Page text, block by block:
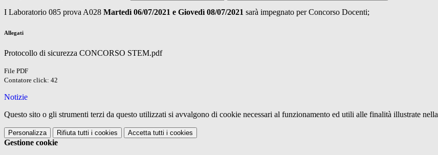
I Laboratorio 085 prova A028 Martedì 06/07/2021 e Giovedì 08/07/2021 sarà impegnato per Concorso Docenti;
Allegati
Protocollo di sicurezza CONCORSO STEM.pdf
File PDF
Contatore click: 42
Notizie
Questo sito o gli strumenti terzi da questo utilizzati si avvalgono di cookie necessari al funzionamento ed utili alle finalità illustrate nella
Personalizza Rifiuta tutti i cookies Accetta tutti i cookies
Gestione cookie